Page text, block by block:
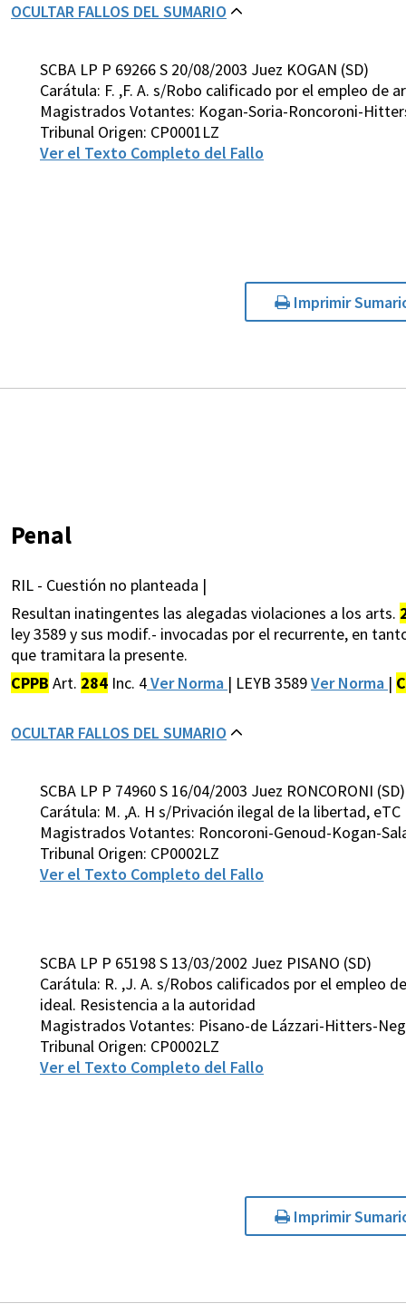
OCULTAR FALLOS DEL SUMARIO
SCBA LP P 69266 S 20/08/2003 Juez KOGAN (SD)
Carátula: F. ,F. A. s/Robo calificado por el empleo de
Magistrados Votantes: Kogan-Soria-Roncoroni-
Tribunal Origen: CP0001LZ
Ver el Texto Completo del Fallo
Imprimir
Penal
RIL - Cuestión no planteada |
Resultan inatingentes las alegadas violaciones a los arts.
ley 3589 y sus modif.- invocadas por el recurrente, en
que tramitara la presente.
CPPB Art. 284 Inc. 4Ver Norma | LEYB 3589Ver Norma |
OCULTAR FALLOS DEL SUMARIO
SCBA LP P 74960 S 16/04/2003 Juez RONCORONI (SD)
Carátula: M. ,A. H s/Privación ilegal de la libertad, eTC
Magistrados Votantes: Roncoroni-Genoud-Kogan-
Tribunal Origen: CP0002LZ
Ver el Texto Completo del Fallo
SCBA LP P 65198 S 13/03/2002 Juez PISANO (SD)
Carátula: R. ,J. A. s/Robos calificados por el empleo
ideal. Resistencia a la autoridad
Magistrados Votantes: Pisano-de Lázzari-Hitters-
Tribunal Origen: CP0002LZ
Ver el Texto Completo del Fallo
Imprimir